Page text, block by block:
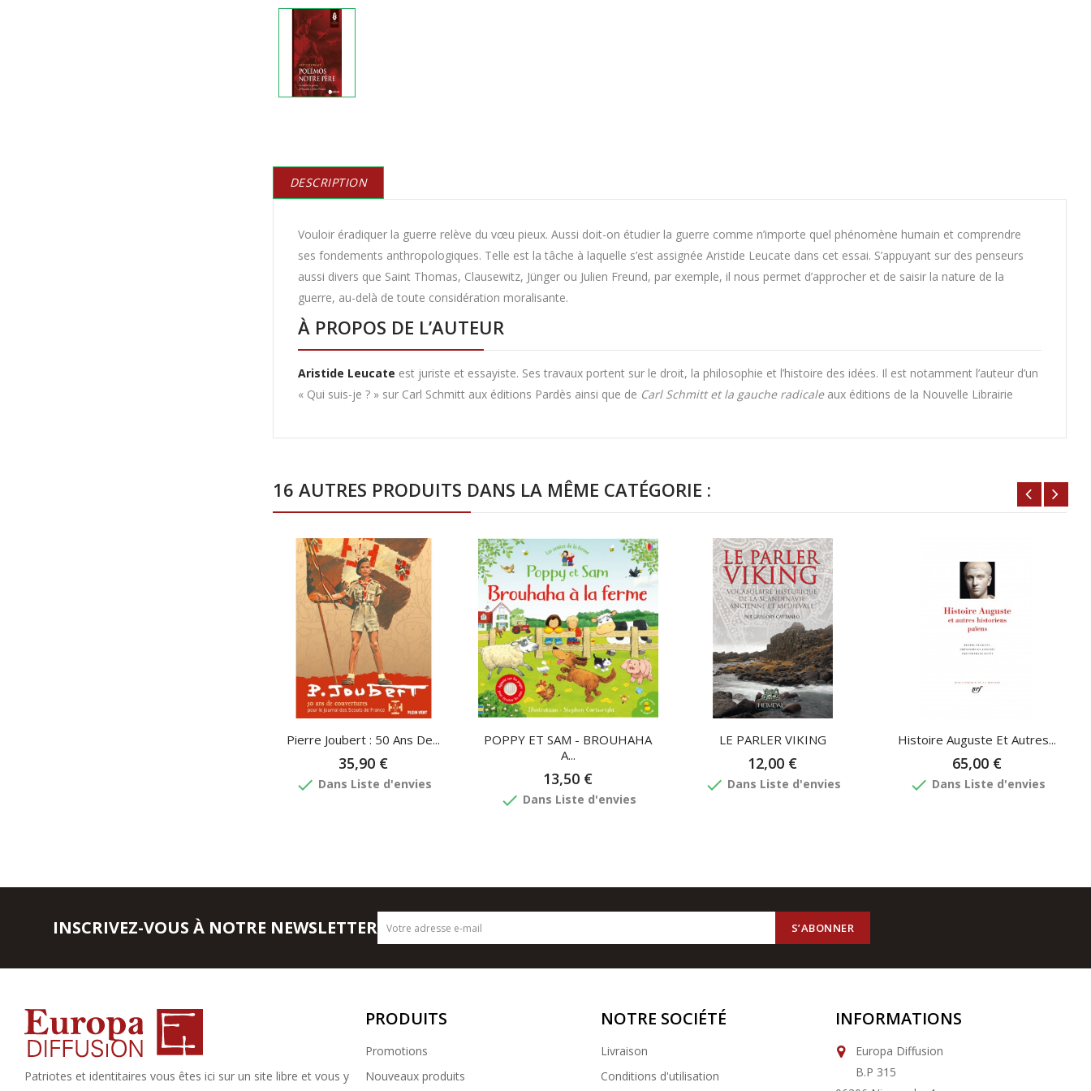
DESCRIPTION
Vouloir éradiquer la guerre relève du vœu pieux. Aussi doit-on étudier la guerre comme n’importe quel phénomène humain et comprendre
ses fondements anthropologiques. Telle est la tâche à laquelle s’est assignée Aristide Leucate dans cet essai. S’appuyant sur des penseurs
aussi divers que Saint Thomas, Clausewitz, Jünger ou Julien Freund, par exemple, il nous permet d’approcher et de saisir la nature de la
guerre, au-delà de toute considération moralisante.
À PROPOS DE L’AUTEUR
Aristide Leucate est juriste et essayiste. Ses travaux portent sur le droit, la philosophie et l’histoire des idées. Il est notamment l’auteur d’un
« Qui suis-je ? » sur Carl Schmitt aux éditions Pardès ainsi que de Carl Schmitt et la gauche radicaleaux éditions de la Nouvelle Librairie
16 AUTRES PRODUITS DANS LA MÊME CATÉGORIE :
Pierre Joubert : 50 Ans De...
35,90 €
done Dans Liste d'envies
POPPY ET SAM - BROUHAHA
A...
13,50 €
done Dans Liste d'envies
LE PARLER VIKING
12,00 €
done Dans Liste d'envies
Histoire Auguste Et Autres...
65,00 €
done Dans Liste d'envies
INSCRIVEZ-VOUS À NOTRE NEWSLETTER
Patriotes et identitaires vous êtes ici sur un site libre et vous y
PRODUITS
Promotions
Nouveaux produits
NOTRE SOCIÉTÉ
Livraison
Conditions d'utilisation
INFORMATIONS
Europa Diffusion
B.P 315